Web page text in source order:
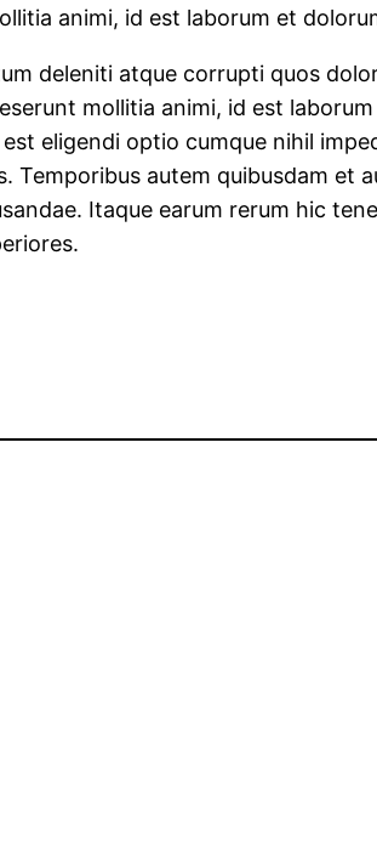
animi, id est laborum et
deleniti atque corrupti quos
mollitia animi, id est
eligendi optio cumque nihil
Temporibus autem quibusdam et
Itaque earum rerum hic